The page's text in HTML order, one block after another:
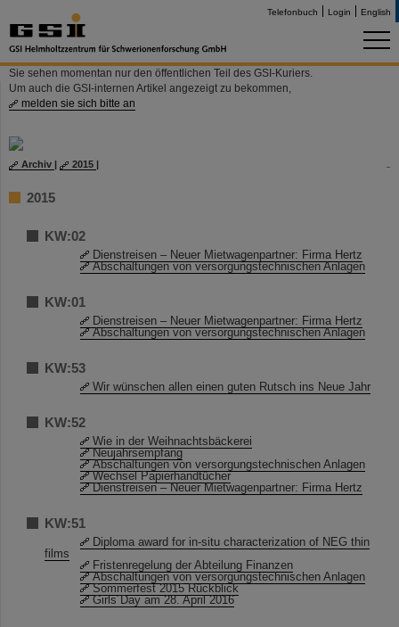
Telefonbuch Login English
Sie sehen momentan nur den öffentlichen Teil des GSI-Kuriers.
Um auch die GSI-internen Artikel angezeigt zu bekommen,
melden sie sich bitte an
Archiv | 2015 |
2015
KW:02
Dienstreisen – Neuer Mietwagenpartner: Firma Hertz
Abschaltungen von versorgungstechnischen Anlagen
KW:01
Dienstreisen – Neuer Mietwagenpartner: Firma Hertz
Abschaltungen von versorgungstechnischen Anlagen
KW:53
Wir wünschen allen einen guten Rutsch ins Neue Jahr
KW:52
Wie in der Weihnachtsbäckerei
Neujahrsempfang
Abschaltungen von versorgungstechnischen Anlagen
Wechsel Papierhandtücher
Dienstreisen – Neuer Mietwagenpartner: Firma Hertz
KW:51
Diploma award for in-situ characterization of NEG thin
films
Fristenregelung der Abteilung Finanzen
Abschaltungen von versorgungstechnischen Anlagen
Sommerfest 2015 Rückblick
Girls´Day am 28. April 2016